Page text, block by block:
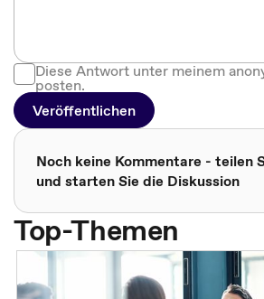
Diese Antwort unter meinem
posten.
Veröffentlichen
Noch keine Kommentare - teilen
und starten Sie die Diskussion
Top-Themen